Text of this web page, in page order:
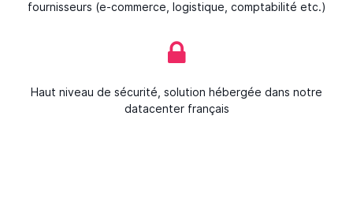
fournisseurs (e-commerce, logistique, comptabilité etc.)
Haut niveau de sécurité, solution hébergée dans notre
datacenter français